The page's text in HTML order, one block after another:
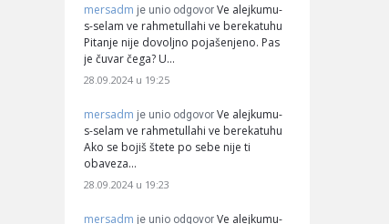
mersadm je unio odgovor Ve alejkumu-
s-selam ve rahmetullahi ve berekatuhu
Pitanje nije dovoljno pojašenjeno. Pas
je čuvar čega? U…
28.09.2024 u 19:25
mersadm je unio odgovor Ve alejkumu-
s-selam ve rahmetullahi ve berekatuhu
Ako se bojiš štete po sebe nije ti
obaveza…
28.09.2024 u 19:23
mersadm je unio odgovor Ve alejkumu-